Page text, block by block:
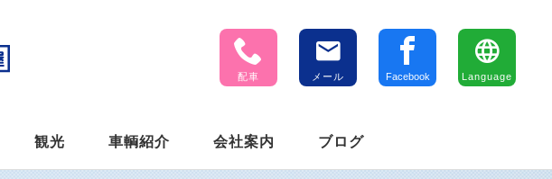
配車 メール Facebook Language
観光 車輌紹介 会社案内 ブログ